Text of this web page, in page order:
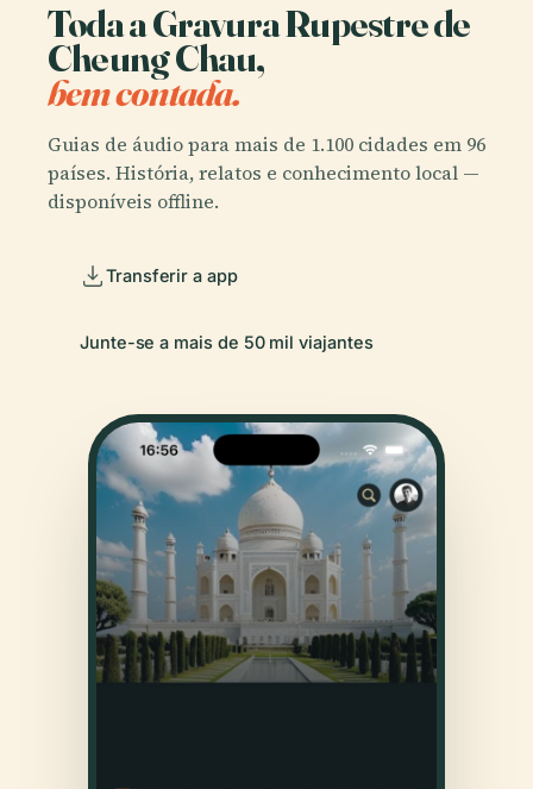
Toda a Gravura Rupestre de
Cheung Chau,
bem contada.
Guias de áudio para mais de 1.100 cidades em 96
países. História, relatos e conhecimento local —
disponíveis offline.
Transferir a app
Junte-se a mais de 50 mil viajantes